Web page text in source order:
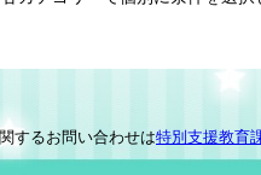
するお問い合わせは特別支援教育